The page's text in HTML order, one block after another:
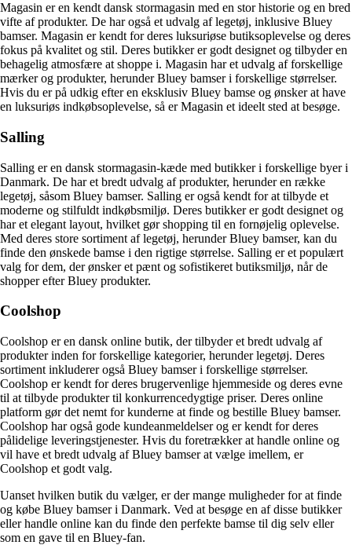
Magasin er en kendt dansk stormagasin med en stor historie og en bred
vifte af produkter. De har også et udvalg af legetøj, inklusive Bluey
bamser. Magasin er kendt for deres luksuriøse butiksoplevelse og deres
fokus på kvalitet og stil. Deres butikker er godt designet og tilbyder en
behagelig atmosfære at shoppe i. Magasin har et udvalg af forskellige
mærker og produkter, herunder Bluey bamser i forskellige størrelser.
Hvis du er på udkig efter en eksklusiv Bluey bamse og ønsker at have
en luksuriøs indkøbsoplevelse, så er Magasin et ideelt sted at besøge.
Salling
Salling er en dansk stormagasin-kæde med butikker i forskellige byer i
Danmark. De har et bredt udvalg af produkter, herunder en række
legetøj, såsom Bluey bamser. Salling er også kendt for at tilbyde et
moderne og stilfuldt indkøbsmiljø. Deres butikker er godt designet og
har et elegant layout, hvilket gør shopping til en fornøjelig oplevelse.
Med deres store sortiment af legetøj, herunder Bluey bamser, kan du
finde den ønskede bamse i den rigtige størrelse. Salling er et populært
valg for dem, der ønsker et pænt og sofistikeret butiksmiljø, når de
shopper efter Bluey produkter.
Coolshop
Coolshop er en dansk online butik, der tilbyder et bredt udvalg af
produkter inden for forskellige kategorier, herunder legetøj. Deres
sortiment inkluderer også Bluey bamser i forskellige størrelser.
Coolshop er kendt for deres brugervenlige hjemmeside og deres evne
til at tilbyde produkter til konkurrencedygtige priser. Deres online
platform gør det nemt for kunderne at finde og bestille Bluey bamser.
Coolshop har også gode kundeanmeldelser og er kendt for deres
pålidelige leveringstjenester. Hvis du foretrækker at handle online og
vil have et bredt udvalg af Bluey bamser at vælge imellem, er
Coolshop et godt valg.
Uanset hvilken butik du vælger, er der mange muligheder for at finde
og købe Bluey bamser i Danmark. Ved at besøge en af disse butikker
eller handle online kan du finde den perfekte bamse til dig selv eller
som en gave til en Bluey-fan.